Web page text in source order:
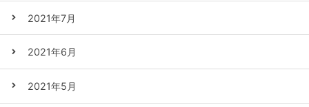
2021年7月
2021年6月
2021年5月